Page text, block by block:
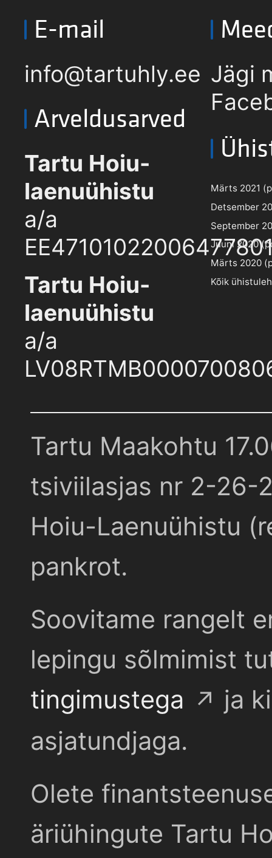
E-mail
info@tartuhly.ee
Arveldusarved
Tartu Hoiu-
laenuühistu
a/a
Tartu Hoiu-
laenuühistu
a/a
Jägi
Märts 2021
Detsember
September
Juuni 2020
Märts 2020
Kõik
Tartu Maakohtu
tsiviilasjas nr 2-26-
Hoiu-Laenuühistu
pankrot.
Soovitame rangelt
lepingu sõlmimist
tingimustega
ja
asjatundjaga.
Olete
äriühingute Tartu